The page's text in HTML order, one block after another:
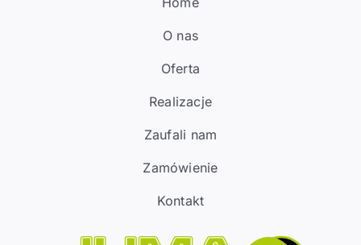
O nas
Oferta
Realizacje
Zaufali nam
Zamówienie
Kontakt